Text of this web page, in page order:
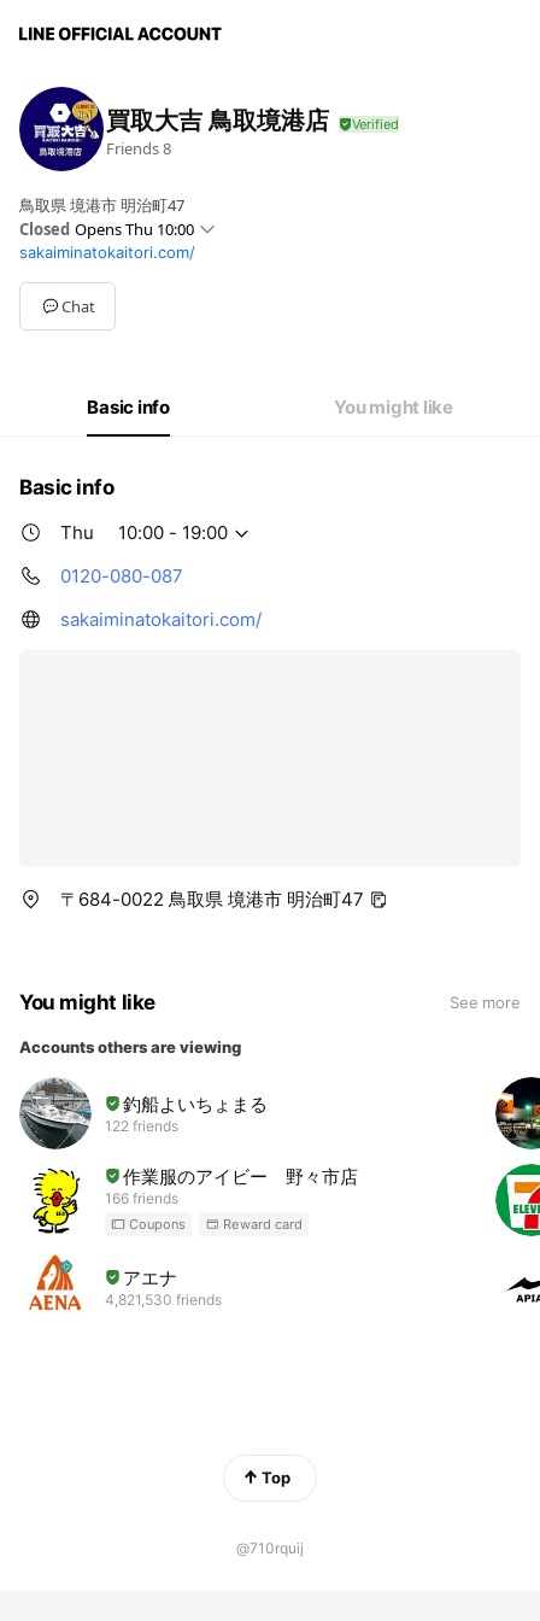
買取大吉 鳥取境港店
Friends8
鳥取県 境港市 明治町47
Closed Opens Thu 10:00
Sun10:00 - 19:00
Mon10:00 - 19:00
Tue10:00 - 19:00
Wed10:00 - 19:00
10:00 - 19:00
sakaiminatokaitori.com/
Chat
Basic info You might like
Basic info
Thu
10:00 - 19:00
0120-080-087
sakaiminatokaitori.com/
〒684-0022 鳥取県 境港市 明治町47
You might like See more
Accounts others are viewing
釣船よいちょまる
122 friends
作業服のアイビー 野々市店
166 friends
Coupons Reward card
アエナ
4,821,530 friends
Top
@710rquij